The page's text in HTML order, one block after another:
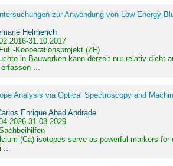
zur Anwendung von Low Energy
Helmerich
31.10.2017
Kooperationsprojekt (ZF)
in Bauwerken kann derzeit nur relativ dicht
...
Analysis via Optical Spectroscopy and
Enrique Abad Andrade
31.03.2029
(Ca) isotopes serve as powerful markers
...